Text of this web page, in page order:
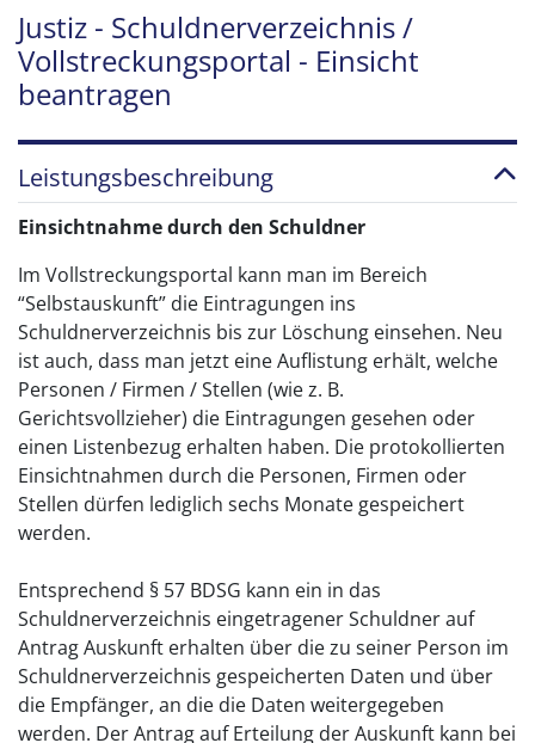
Justiz - Schuldnerverzeichnis /
Vollstreckungsportal - Einsicht
beantragen
Leistungsbeschreibung
Einsichtnahme durch den Schuldner
Im Vollstreckungsportal kann man im Bereich
“Selbstauskunft” die Eintragungen ins
Schuldnerverzeichnis bis zur Löschung einsehen. Neu
ist auch, dass man jetzt eine Auflistung erhält, welche
Personen / Firmen / Stellen (wie z. B.
Gerichtsvollzieher) die Eintragungen gesehen oder
einen Listenbezug erhalten haben. Die protokollierten
Einsichtnahmen durch die Personen, Firmen oder
Stellen dürfen lediglich sechs Monate gespeichert
werden.
Entsprechend § 57 BDSG kann ein in das
Schuldnerverzeichnis eingetragener Schuldner auf
Antrag Auskunft erhalten über die zu seiner Person im
Schuldnerverzeichnis gespeicherten Daten und über
die Empfänger, an die die Daten weitergegeben
werden. Der Antrag auf Erteilung der Auskunft kann bei